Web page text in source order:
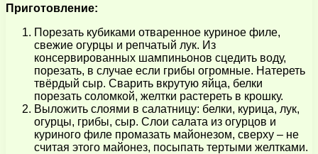
Приготовление:
Порезать кубиками отваренное куриное филе,
свежие огурцы и репчатый лук. Из
консервированных шампиньонов сцедить воду,
порезать, в случае если грибы огромные. Натереть
твёрдый сыр. Сварить вкрутую яйца, белки
порезать соломкой, желтки растереть в крошку.
Выложить слоями в салатницу: белки, курица, лук,
огурцы, грибы, сыр. Слои салата из огурцов и
куриного филе промазать майонезом, сверху – не
считая этого майонез, посыпать тертыми желтками.